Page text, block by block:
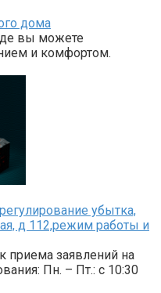
дома
вы можете
и комфортом.
убытка,
д 112,режим работы и
приема заявлений на
Пн. – Пт.: с 10:30